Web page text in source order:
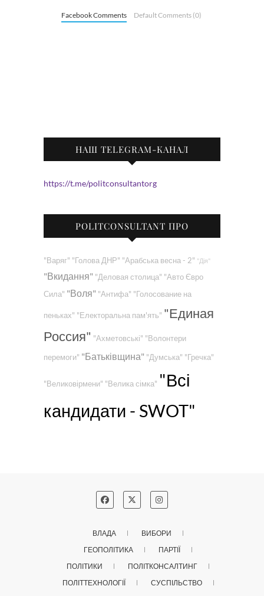
Facebook Comments Default Comments (0)
НАШ TELEGRAM-КАНАЛ
https://t.me/politconsultantorg
POLITCONSULTANT ПРО
"Варяг" "Голова ДНР" "Арабська весна - 2" "Дія"
"Вкидання" "Деловая столица" "Авто Євро
Сила" "Воля" "Антифа" "Голосование на
пеньках" "Електоральна пам'ять" "Единая
Россия" "Ахметовські" "Волонтери
перемоги" "Батьківщина" "Думська" "Гречка"
"Великовірмени" "Велика сімка" "Всі
кандидати - SWOT"
ВЛАДА
ВИБОРИ
ГЕОПОЛІТИКА
ПАРТІЇ
ПОЛІТИКИ
ПОЛІТКОНСАЛТИНГ
ПОЛІТТЕХНОЛОГІЇ
СУСПІЛЬСТВО